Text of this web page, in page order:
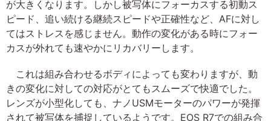
が大きくなります。しかし被写体にフォーカスする初動ス
ピード、追い続ける継続スピードや正確性など、AFに対し
てはストレスを感じません。動作の変化がある時にフォー
カスが外れても速やかにリカバリーします。
これは組み合わせるボディによっても変わりますが、動
きの変化に対しての対応がとてもスムーズで快適でした。
レンズが小型化しても、ナノUSMモーターのパワーが発揮
されて被写体を捕捉しているようです。EOS R7での組み合